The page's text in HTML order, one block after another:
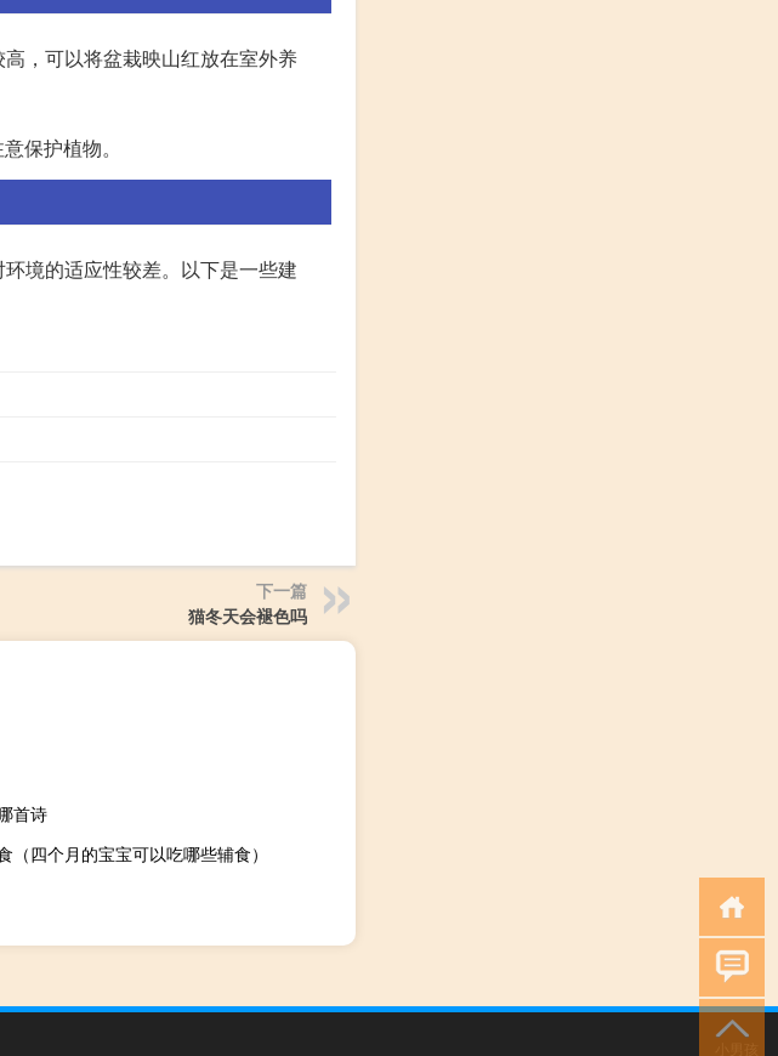
，可以将盆栽映山红放在室外养
保护植物。
境的适应性较差。以下是一些建
下一篇
猫冬天会褪色吗
首诗
四个月的宝宝可以吃哪些辅食）